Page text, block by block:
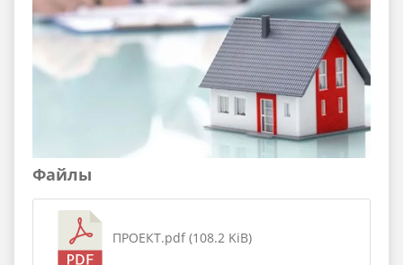
Файлы
ПРОЕКТ.pdf (108.2 KiB)